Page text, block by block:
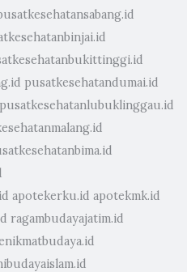
pusatkesehatandumai.id
pusatkesehatanlubuklinggau.id
apotekerku.id apotekmk.id
ragambudayajatim.id